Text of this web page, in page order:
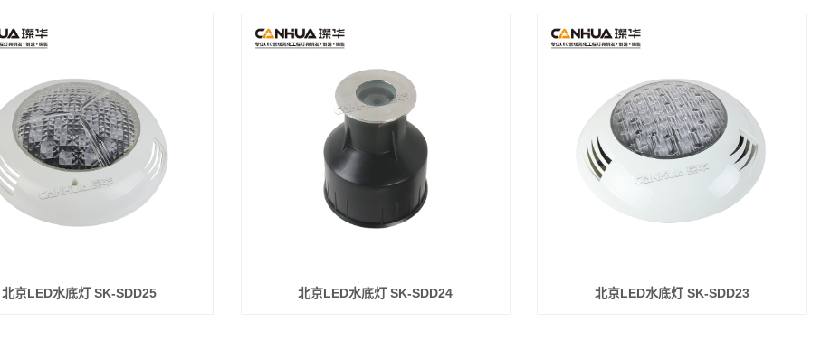
北京LED水底灯 SK-SDD25 北京LED水底灯 SK-SDD24 北京LED水底灯 SK-SDD23